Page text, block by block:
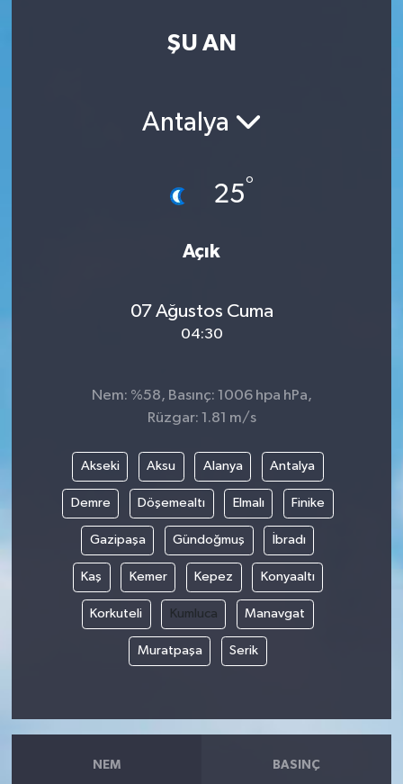
ŞU AN
Antalya
25°
Açık
07 Ağustos Cuma
04:30
Nem: %58, Basınç: 1006 hpa hPa,
Rüzgar: 1.81 m/s
Akseki Aksu Alanya Antalya
Demre Döşemealtı Elmalı Finike
Gazipaşa Gündoğmuş İbradı
Kaş Kemer Kepez Konyaaltı
Korkuteli Kumluca Manavgat
Muratpaşa Serik
NEM BASINÇ